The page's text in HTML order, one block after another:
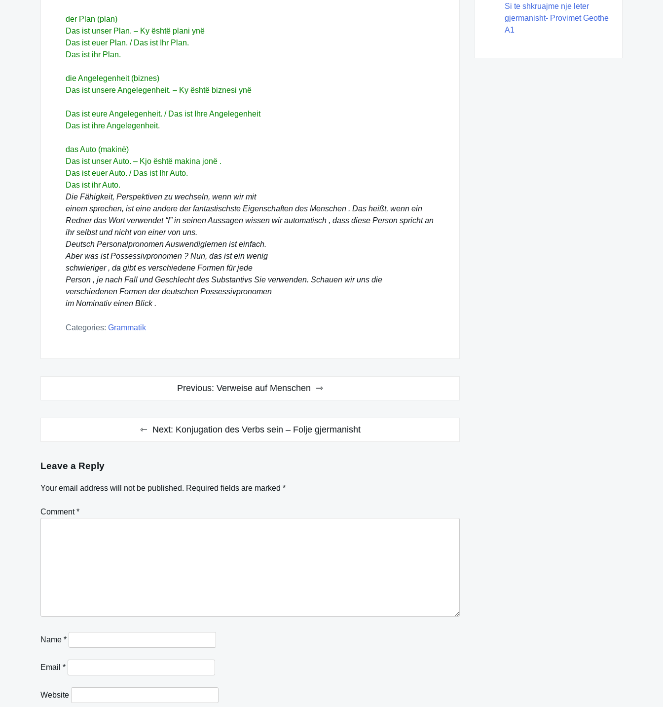
der Plan (plan)
Das ist unser Plan. – Ky është plani ynë
Das ist euer Plan. / Das ist Ihr Plan.
Das ist ihr Plan.
die Angelegenheit (biznes)
Das ist unsere Angelegenheit. – Ky është biznesi ynë
Das ist eure Angelegenheit. / Das ist Ihre Angelegenheit
Das ist ihre Angelegenheit.
das Auto (makinë)
Das ist unser Auto. – Kjo është makina jonë .
Das ist euer Auto. / Das ist Ihr Auto.
Das ist ihr Auto.
Die Fähigkeit, Perspektiven zu wechseln, wenn wir mit
einem sprechen, ist eine andere der fantastischste Eigenschaften des Menschen . Das heißt, wenn ein
Redner das Wort verwendet “I” in seinen Aussagen wissen wir automatisch , dass diese Person spricht an
ihr selbst und nicht von einer von uns.
Deutsch Personalpronomen Auswendiglernen ist einfach.
Aber was ist Possessivpronomen ? Nun, das ist ein wenig
schwieriger , da gibt es verschiedene Formen für jede
Person , je nach Fall und Geschlecht des Substantivs Sie verwenden. Schauen wir uns die
verschiedenen Formen der deutschen Possessivpronomen
im Nominativ einen Blick .
Categories: Grammatik
Previous: Verweise auf Menschen
Next: Konjugation des Verbs sein – Folje gjermanisht
Leave a Reply
Your email address will not be published. Required fields are marked *
Comment*
Name *
Email *
Website
Si te shkruajme nje leter
gjermanisht- Provimet Geothe
A1